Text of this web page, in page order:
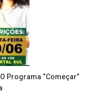
Programa “Começar”